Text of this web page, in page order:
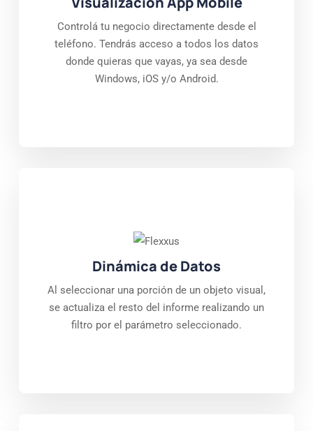
Controlá tu negocio directamente desde el
teléfono. Tendrás acceso a todos los datos
donde quieras que vayas, ya sea desde
Windows, iOS y/o Android.
Dinámica de Datos
Al seleccionar una porción de un objeto visual,
se actualiza el resto del informe realizando un
filtro por el parámetro seleccionado.